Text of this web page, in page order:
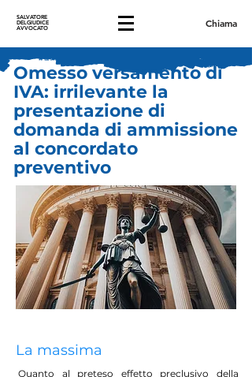
SALVATORE
DELGIUDICE
AVVOCATO Chiama
Omesso versamento di
IVA: irrilevante la
presentazione di
domanda di ammissione
al concordato
preventivo
La massima
Quanto al preteso effetto preclusivo della